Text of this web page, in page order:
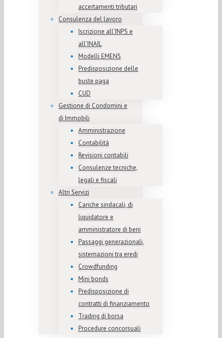
accertamenti tributari
Consulenza del lavoro
Iscrizione all’INPS e
all’INAIL
Modelli EMENS
Predisposizione delle
buste paga
CUD
Gestione di Condomini e
di Immobili
Amministrazione
Contabilità
Revisioni contabili
Consulenze tecniche,
legali e fiscali
Altri Servizi
Cariche sindacali, di
liquidatore e
amministratore di beni
Passaggi generazionali,
sistemazioni tra eredi
Crowdfunding
Mini bonds
Predisposizione di
contratti di finanziamento
Trading di borsa
Procedure concorsuali